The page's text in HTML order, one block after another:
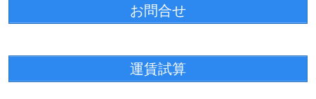
お問合せ
運賃試算